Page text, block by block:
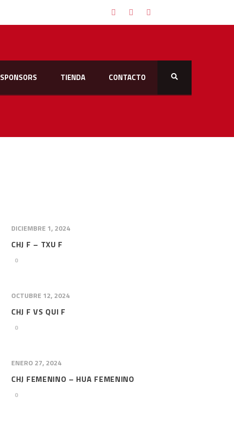
SPONSORS TIENDA CONTACTO
DICIEMBRE 1, 2024
CHJ F – TXU F
0
OCTUBRE 12, 2024
CHJ F VS QUI F
0
ENERO 27, 2024
CHJ FEMENINO – HUA FEMENINO
0